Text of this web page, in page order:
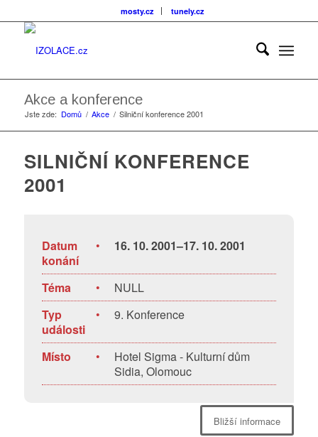
mosty.cz tunely.cz
Akce a konference
Jste zde: Domů / Akce / Silniční konference 2001
SILNIČNÍ KONFERENCE
2001
Datum
konání
• 16. 10. 2001–17. 10. 2001
Téma •
NULL
Typ
události
• 9. Konference
Místo •
Hotel Sigma - Kulturní dům
Sidia, Olomouc
Bližší informace